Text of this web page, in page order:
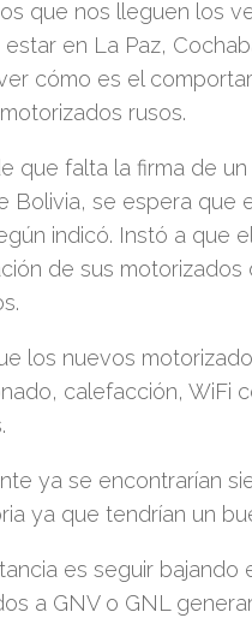
que nos lleguen los
en La Paz,
cómo es el
rusos.
que falta la firma de
Bolivia, se espera que
indicó. Instó a que
de sus
los nuevos
calefacción, WiFi
ya se encontrarían
ya que tendrían un
es seguir bajando
a GNV o GNL